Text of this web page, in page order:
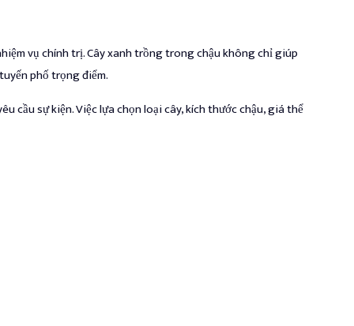
vụ chính trị. Cây xanh trồng trong chậu không chỉ giúp
phố trọng điểm.
cầu sự kiện. Việc lựa chọn loại cây, kích thước chậu, giá thể